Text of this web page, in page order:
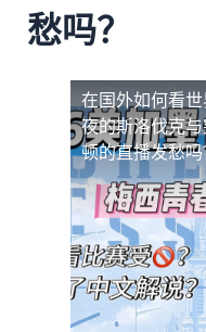
愁吗？
在国外如何看
夜的斯洛伐克
顿的直播发愁吗